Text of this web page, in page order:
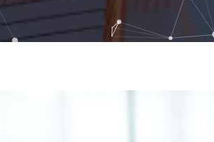
DERECHO
ASESORÍA